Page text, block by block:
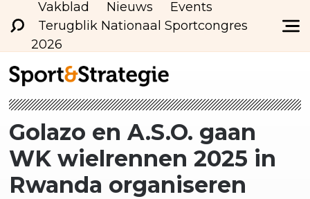
Vakblad Nieuws
Events
Terugblik Nationaal Sportcongres
2026
Golazo en A.S.O. gaan
WK wielrennen 2025 in
Rwanda organiseren